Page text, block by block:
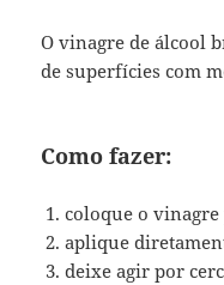
O vinagre de álcool
de superfícies com
Como fazer:
coloque o
aplique
deixe agir por